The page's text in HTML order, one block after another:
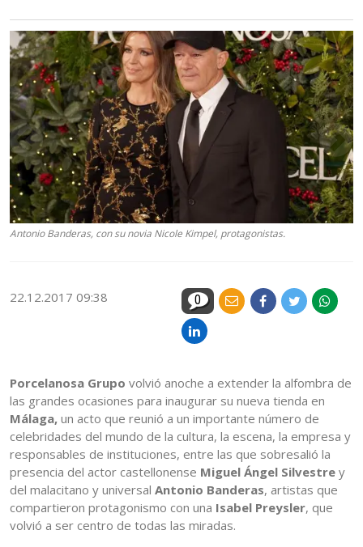
Antonio Banderas, con su novia Nicole Kimpel, protagonistas.
22.12.2017 09:38 0
Porcelanosa Grupo volvió anoche a extender la alfombra de
las grandes ocasiones para inaugurar su nueva tienda en
Málaga, un acto que reunió a un importante número de
celebridades del mundo de la cultura, la escena, la empresa y
responsables de instituciones, entre las que sobresalió la
presencia del actor castellonense Miguel Ángel Silvestre y
del malacitano y universal Antonio Banderas, artistas que
compartieron protagonismo con una Isabel Preysler, que
volvió a ser centro de todas las miradas.